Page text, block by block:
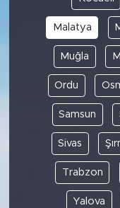
Malatya
Muğla
Ordu
Samsun
Sivas
Trabzon
Yalova